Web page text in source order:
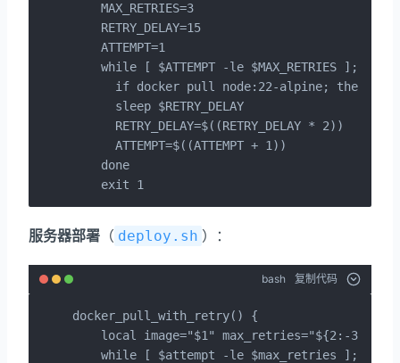
    MAX_RETRIES=3
    RETRY_DELAY=15
    ATTEMPT=1
    while [ $ATTEMPT -le $MAX_RETRIES ]; do
if docker pull node:22-alpine; then
      sleep $RETRY_DELAY
      RETRY_DELAY=$((RETRY_DELAY * 2))
      ATTEMPT=$((ATTEMPT + 1))
    done
    exit 1
服务器部署 （ deploy.sh ）：
bash 复制代码
docker_pull_with_retry() {
local image="$1" max_retries="${2:-3}"
    while [ $attempt -le $max_retries ]; do